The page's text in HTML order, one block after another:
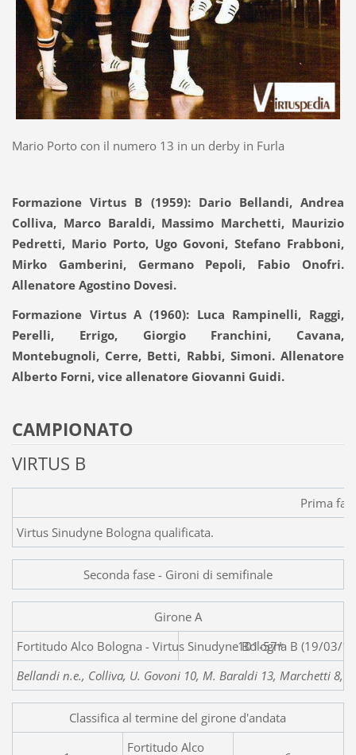
Mario Porto con il numero 13 in un derby in Furla
Formazione Virtus B (1959): Dario Bellandi, Andrea
Colliva, Marco Baraldi, Massimo Marchetti, Maurizio
Pedretti, Mario Porto, Ugo Govoni, Stefano Frabboni,
Mirko Gamberini, Germano Pepoli, Fabio Onofri.
Allenatore Agostino Dovesi.
Formazione Virtus A (1960): Luca Rampinelli, Raggi,
Perelli, Errigo, Giorgio Franchini, Cavana,
Montebugnoli, Cerre, Betti, Rabbi, Simoni. Allenatore
Alberto Forni, vice allenatore Giovanni Guidi.
CAMPIONATO
VIRTUS B
Prima
Virtus Sinudyne Bologna qualificata.
Seconda fase - Gironi di semifinale
Girone A
Fortitudo Alco Bologna - Virtus
101-57*
Bellandi n.e., Colliva, U. Govoni 10, M. Baraldi 13, Marchetti 8,
Classifica al termine del girone d'andata
Fortitudo Alco